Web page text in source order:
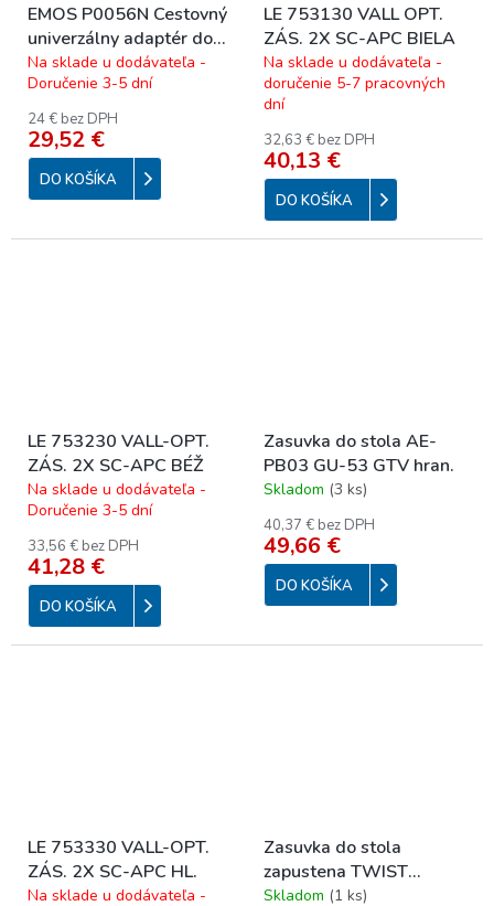
EMOS P0056N Cestovný
univerzálny adaptér do
zahraničia
(Ame.,Ázia,Afr.)
Na sklade u dodávateľa -
Doručenie 3-5 dní
24 € bez DPH
29,52 €
DO KOŠÍKA
LE 753130 VALL OPT.
ZÁS. 2X SC-APC BIELA
Na sklade u dodávateľa -
doručenie 5-7 pracovných
dní
32,63 € bez DPH
40,13 €
DO KOŠÍKA
LE 753230 VALL-OPT.
ZÁS. 2X SC-APC BÉŽ
Na sklade u dodávateľa -
Doručenie 3-5 dní
33,56 € bez DPH
41,28 €
DO KOŠÍKA
Zasuvka do stola AE-
PB03 GU-53 GTV hran.
Skladom (3 ks)
40,37 € bez DPH
49,66 €
DO KOŠÍKA
LE 753330 VALL-OPT.
ZÁS. 2X SC-APC HL.
Na sklade u dodávateľa -
Zasuvka do stola
zapustena TWIST
2x230V 931.252 biela
Skladom (1 ks)